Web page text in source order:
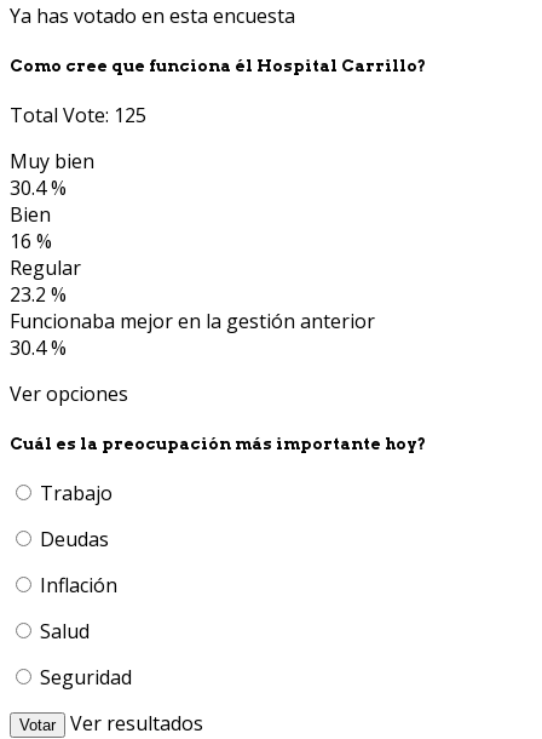
Ya has votado en esta encuesta
Como cree que funciona él Hospital Carrillo?
Total Vote: 125
Muy bien
30.4 %
Bien
16 %
Regular
23.2 %
Funcionaba mejor en la gestión anterior
30.4 %
Ver opciones
Cuál es la preocupación más importante hoy?
Trabajo
Deudas
Inflación
Salud
Seguridad
Votar
Ver resultados